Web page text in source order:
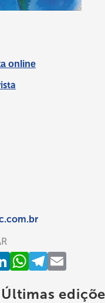
online
LinkedInWhatsApp
Telegram
Últimas